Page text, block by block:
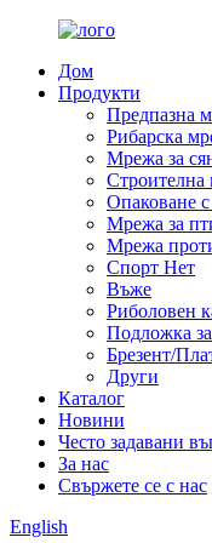
Дом
Продукти
Предпазна
Рибарска
Мрежа за
Строителна
Опаковане
Мрежа за
Мрежа
Спорт Нет
Въже
Риболовен
Подложка
Брезент/
Други
Каталог
Новини
Често задавани
За нас
Свържете се с нас
English